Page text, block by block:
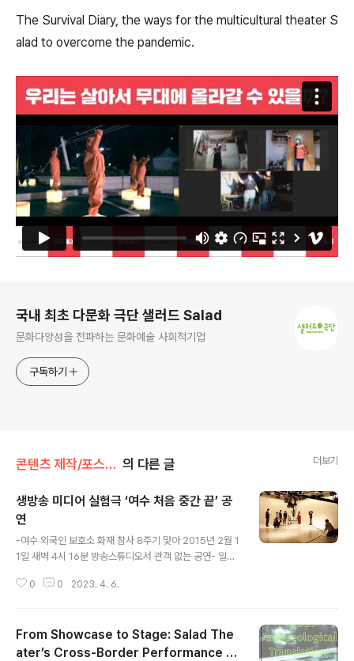
The Survival Diary, the ways for the multicultural theater S
alad to overcome the pandemic.
국내 최초 다문화 극단 샐러드 Salad
문화다양성을 전파하는 문화예술 사회적기업
구독하기
콘텐츠 제작/포스트 드라마 의 다른 글 더보기
생방송 미디어 실험극 ‘여수 처음 중간 끝’ 공
연
-여수 외국인 보호소 화재 참사 8주기 맞아 2015년 2월 1
1일 새벽 4시 16분 방송스튜디오서 관객 없는 공연- 일시:
회 공연) 장소: 유스트림 코리아 인터넷 생중계 공연 (ww
감독: 박동명, 유병선 기술감독: 남택권, 권범태 조연출: 어
니마 싱, 유지혜 움직임: 박은주, 어니마 싱 음악: 볼프강 인
0 0 2023. 4. 6.
From Showcase to Stage: Salad The
ater’s Cross-Border Performance H